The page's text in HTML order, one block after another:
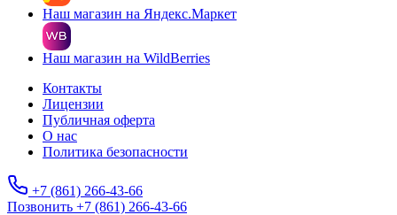
Наш магазин на Яндекс.Маркет
Наш магазин на WildBerries
Контакты
Лицензии
Публичная оферта
О нас
Политика безопасности
+7 (861) 266-43-66
Позвонить +7 (861) 266-43-66